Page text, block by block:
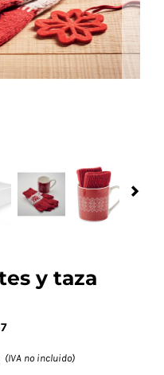
y taza
(IVA no incluido)